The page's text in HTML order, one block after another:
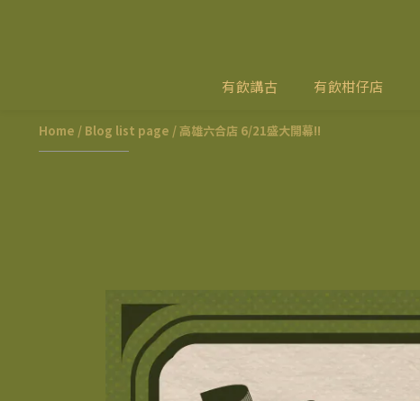
有飲講古 有飲柑仔店
Home / Blog list page /高雄六合店 6/21盛大開幕!!